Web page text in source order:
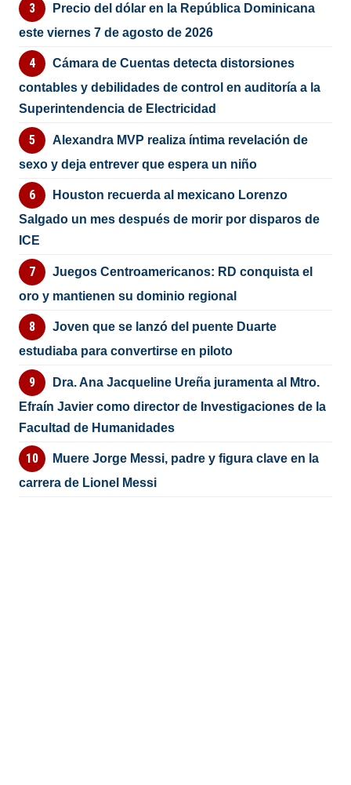
Precio del dólar en la República Dominicana
este viernes 7 de agosto de 2026
Cámara de Cuentas detecta distorsiones
contables y debilidades de control en auditoría a la
Superintendencia de Electricidad
Alexandra MVP realiza íntima revelación de
sexo y deja entrever que espera un niño
Houston recuerda al mexicano Lorenzo
Salgado un mes después de morir por disparos de
ICE
Juegos Centroamericanos: RD conquista el
oro y mantienen su dominio regional
Joven que se lanzó del puente Duarte
estudiaba para convertirse en piloto
Dra. Ana Jacqueline Ureña juramenta al Mtro.
Efraín Javier como director de Investigaciones de la
Facultad de Humanidades
Muere Jorge Messi, padre y figura clave en la
carrera de Lionel Messi